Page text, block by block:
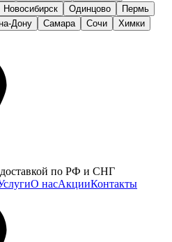
Новосибирск Одинцово
Пермь
Дону Самара Сочи
Химки
по РФ и СНГ
О насАкцииКонтакты